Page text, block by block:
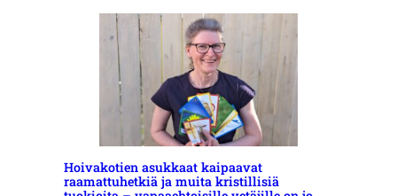
Hoivakotien asukkaat kaipaavat
raamattuhetkiä ja muita kristillisiä